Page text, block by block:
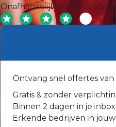
Onafhankelijk advies van
Ontvang snel offertes
Gratis & zonder
Binnen 2 dagen in je inbox
Erkende bedrijven in